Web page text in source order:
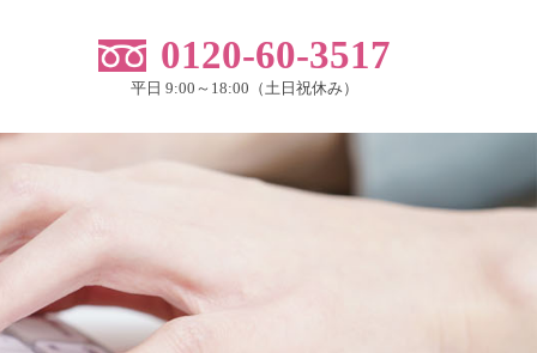
0120-60-3517
平日 9:00～18:00（土日祝休み）